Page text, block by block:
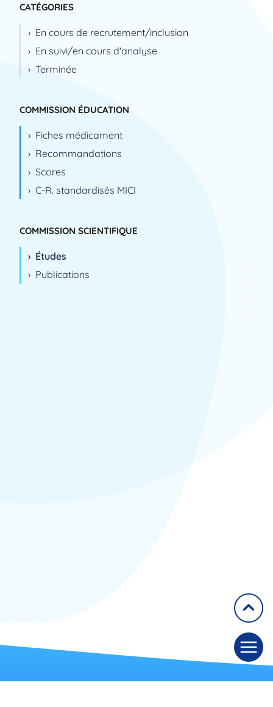
CATÉGORIES
En cours de recrutement/inclusion
En suivi/en cours d'analyse
Terminée
COMMISSION ÉDUCATION
Fiches médicament
Recommandations
Scores
C-R. standardisés MICI
COMMISSION SCIENTIFIQUE
Études
Publications